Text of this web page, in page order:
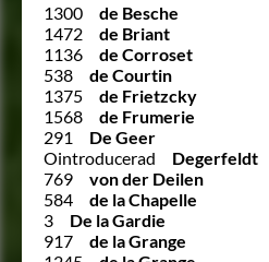
1300
de Besche
1472
de Briant
1136
de Corroset
538
de Courtin
1375
de Frietzcky
1568
de Frumerie
291
De Geer
Ointroducerad
Degerfeldt
769
von der Deilen
584
de la Chapelle
3
De la Gardie
917
de la Grange